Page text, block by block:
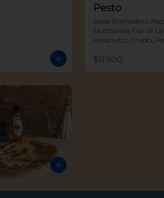
Pesto
Salsa Pomodoro
Mozzarella Fior di
Prosciutto Crudo,
$11.900